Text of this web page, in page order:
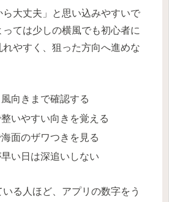
ら大丈夫」と思い込みやすいで
ては少しの横風でも初心者に
やすく、狙った方向へ進めな
向きまで確認する
いやすい向きを覚える
面のザワつきを見る
い日は深追いしない
る人ほど、アプリの数字をう